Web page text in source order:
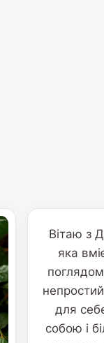
Вітаю з
яка
поглядом
для
собою і